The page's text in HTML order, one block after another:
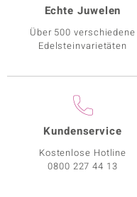
Echte Juwelen
Über 500 verschiedene
Edelsteinvarietäten
Kundenservice
Kostenlose Hotline
0800 227 44 13